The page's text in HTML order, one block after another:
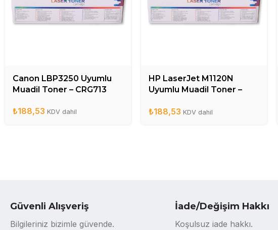
Canon LBP3250 Uyumlu
Muadil Toner – CRG713
₺188,53 KDV dahil
HP LaserJet M1120N
Uyumlu Muadil Toner –
₺188,53 KDV dahil
Güvenli Alışveriş
Bilgileriniz bizimle güvende.
İade/Değişim Hakkı
Koşulsuz iade hakkı.